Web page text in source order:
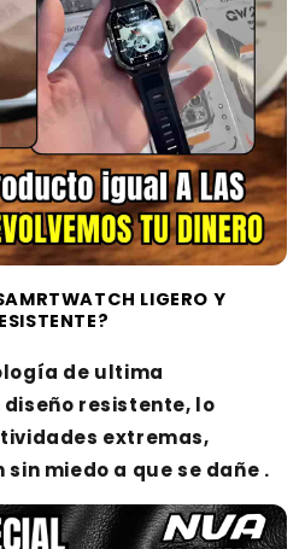
LIGERO Y
de ultima
resistente, lo
extremas,
miedo a que se dañe .